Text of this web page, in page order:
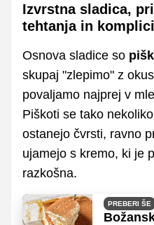
Izvrstna sladica,
tehtanja in
Osnova sladice so
skupaj "zlepimo" z
povaljamo najprej v
Piškoti se tako
ostanejo čvrsti, ravno
ujamejo s kremo, ki je
razkošna.
PREBERI ŠE